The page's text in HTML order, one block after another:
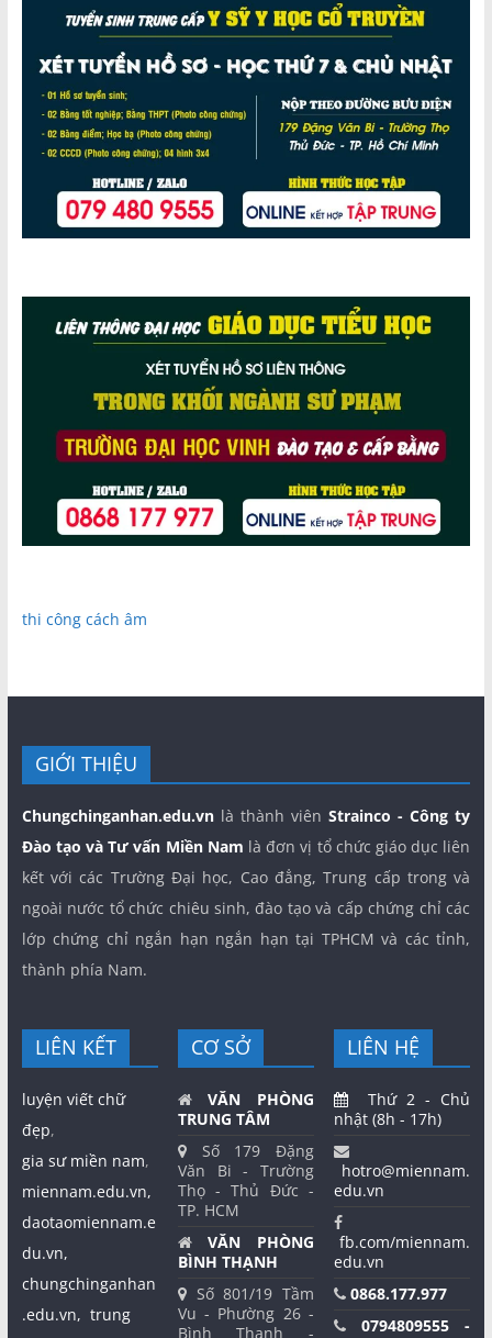
thi công cách âm
GIỚI THIỆU
Chungchinganhan.edu.vnlà thành viênStrainco - Công ty
Đào tạo và Tư vấn Miền Nam là đơn vị tổ chức giáo dục liên
kết với các Trường Đại học, Cao đẳng, Trung cấp trong và
ngoài nước tổ chức chiêu sinh, đào tạo và cấp chứng chỉ các
lớp chứng chỉ ngắn hạn ngắn hạn tại TPHCM và các tỉnh,
thành phía Nam.
LIÊN KẾT
luyện viết chữ
đẹp,
gia sư miền nam,
miennam.edu.vn,
daotaomiennam.e
du.vn,
chungchinganhan
.edu.vn, trung
CƠ SỞ
VĂN PHÒNG
TRUNG TÂM
Số 179 Đặng
Văn Bi - Trường
Thọ - Thủ Đức -
TP. HCM
VĂN PHÒNG
BÌNH THẠNH
Số 801/19 Tầm
Vu - Phường 26 -
Bình Thạnh -
LIÊN HỆ
Thứ 2 - Chủ
nhật (8h - 17h)
hotro@miennam.
edu.vn
fb.com/miennam.
edu.vn
0868.177.977
0794809555 -